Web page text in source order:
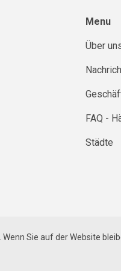
Menu
Über
FAQ -
Städte
Sie auf der Website